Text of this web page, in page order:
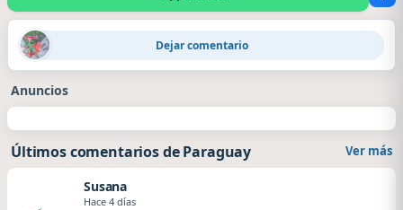
Dejar comentario
Anuncios
Últimos comentarios de Paraguay Ver más
Susana
Hace 4 días